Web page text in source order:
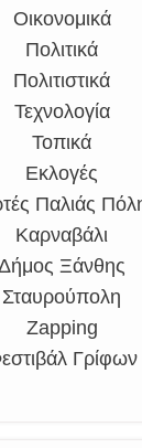
Οικονομικά
Πολιτικά
Πολιτιστικά
Τεχνολογία
Τοπικά
Εκλογές
Παλιάς
Καρναβάλι
Ξάνθης
Σταυρούπολη
Zapping
Γρίφων